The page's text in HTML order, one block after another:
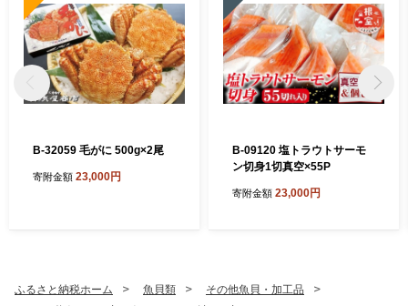
B-32059 毛がに 500g×2尾
寄附金額 23,000円
B-09120 塩トラウトサーモ
ン切身1切真空×55P
寄附金額 23,000円
ふるさと納税ホーム 魚貝類
その他魚貝・加工品